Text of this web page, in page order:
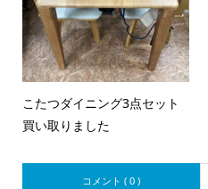
こたつダイニング3点セット
買い取りました
コメント ( 0 )